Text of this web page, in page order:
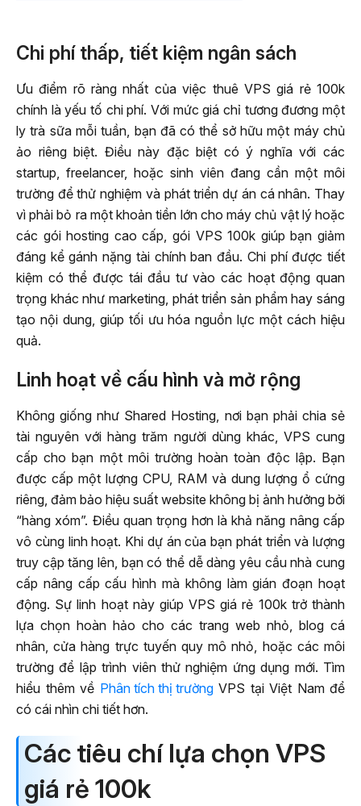
Chi phí thấp, tiết kiệm ngân sách
Ưu điểm rõ ràng nhất của việc thuê VPS giá rẻ 100k
chính là yếu tố chi phí. Với mức giá chỉ tương đương một
ly trà sữa mỗi tuần, bạn đã có thể sở hữu một máy chủ
ảo riêng biệt. Điều này đặc biệt có ý nghĩa với các
startup, freelancer, hoặc sinh viên đang cần một môi
trường để thử nghiệm và phát triển dự án cá nhân. Thay
vì phải bỏ ra một khoản tiền lớn cho máy chủ vật lý hoặc
các gói hosting cao cấp, gói VPS 100k giúp bạn giảm
đáng kể gánh nặng tài chính ban đầu. Chi phí được tiết
kiệm có thể được tái đầu tư vào các hoạt động quan
trọng khác như marketing, phát triển sản phẩm hay sáng
tạo nội dung, giúp tối ưu hóa nguồn lực một cách hiệu
quả.
Linh hoạt về cấu hình và mở rộng
Không giống như Shared Hosting, nơi bạn phải chia sẻ
tài nguyên với hàng trăm người dùng khác, VPS cung
cấp cho bạn một môi trường hoàn toàn độc lập. Bạn
được cấp một lượng CPU, RAM và dung lượng ổ cứng
riêng, đảm bảo hiệu suất website không bị ảnh hưởng bởi
“hàng xóm”. Điều quan trọng hơn là khả năng nâng cấp
vô cùng linh hoạt. Khi dự án của bạn phát triển và lượng
truy cập tăng lên, bạn có thể dễ dàng yêu cầu nhà cung
cấp nâng cấp cấu hình mà không làm gián đoạn hoạt
động. Sự linh hoạt này giúp VPS giá rẻ 100k trở thành
lựa chọn hoàn hảo cho các trang web nhỏ, blog cá
nhân, cửa hàng trực tuyến quy mô nhỏ, hoặc các môi
trường để lập trình viên thử nghiệm ứng dụng mới. Tìm
hiểu thêm về Phân tích thị trườngVPS tại Việt Nam để
có cái nhìn chi tiết hơn.
Các tiêu chí lựa chọn VPS
giá rẻ 100k